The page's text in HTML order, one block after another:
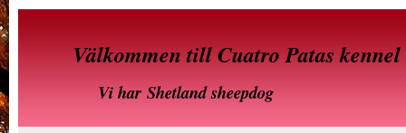
Välkommen till Cuatro Patas kennel
Vi harShetland sheepdog